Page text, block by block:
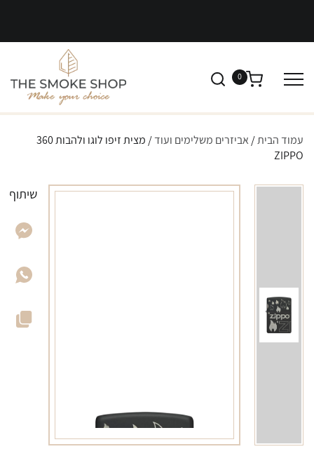
0
עמוד הבית/ אביזרים משלימים ועוד
/ מצית זיפו לוגו ולהבות 360
ZIPPO
שיתוף